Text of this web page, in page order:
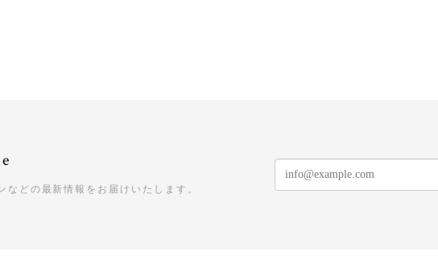
などの最新情報をお届けいたします。